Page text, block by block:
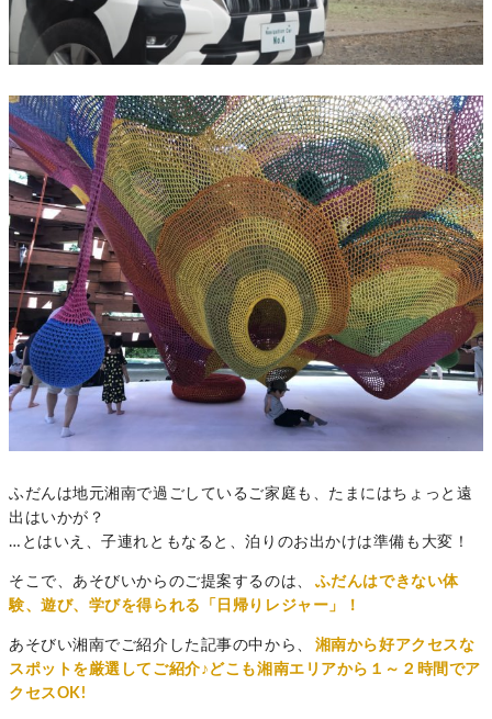
ふだんは地元湘南で過ごしているご家庭も、たまにはちょっと遠
出はいかが？
…とはいえ、子連れともなると、泊りのお出かけは準備も大変！
そこで、あそびいからのご提案するのは、
ふだんはできない体
験、遊び、学びを得られる「日帰りレジャー」！
あそびい湘南でご紹介した記事の中から、
湘南から好アクセスな
スポットを厳選してご紹介♪どこも湘南エリアから１～２時間でア
クセスOK!